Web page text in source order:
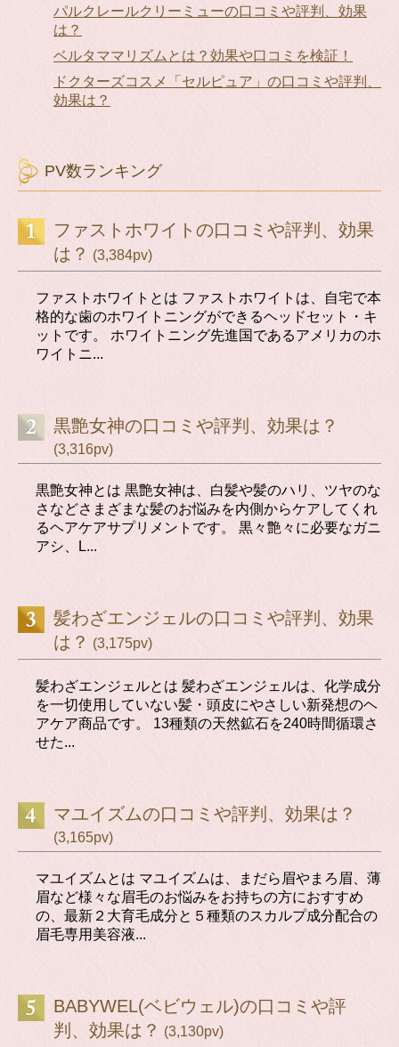
パルクレールクリーミューの口コミや評判、効果
は？
ベルタママリズムとは？効果や口コミを検証！
ドクターズコスメ「セルピュア」の口コミや評判、
効果は？
PV数ランキング
ファストホワイトの口コミや評判、効果
は？ (3,384pv)
ファストホワイトとは ファストホワイトは、自宅で本
格的な歯のホワイトニングができるヘッドセット・キ
ットです。 ホワイトニング先進国であるアメリカのホ
ワイトニ...
黒艶女神の口コミや評判、効果は？
(3,316pv)
黒艶女神とは 黒艶女神は、白髪や髪のハリ、ツヤのな
さなどさまざまな髪のお悩みを内側からケアしてくれ
るヘアケアサプリメントです。 黒々艶々に必要なガニ
アシ、L...
髪わざエンジェルの口コミや評判、効果
は？ (3,175pv)
髪わざエンジェルとは 髪わざエンジェルは、化学成分
を一切使用していない髪・頭皮にやさしい新発想のヘ
アケア商品です。 13種類の天然鉱石を240時間循環さ
せた...
マユイズムの口コミや評判、効果は？
(3,165pv)
マユイズムとは マユイズムは、まだら眉やまろ眉、薄
眉など様々な眉毛のお悩みをお持ちの方におすすめ
の、最新２大育毛成分と５種類のスカルプ成分配合の
眉毛専用美容液...
BABYWEL(ベビウェル)の口コミや評
判、効果は？ (3,130pv)